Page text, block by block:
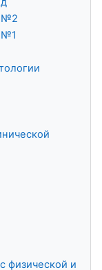
№2
№1
физической и